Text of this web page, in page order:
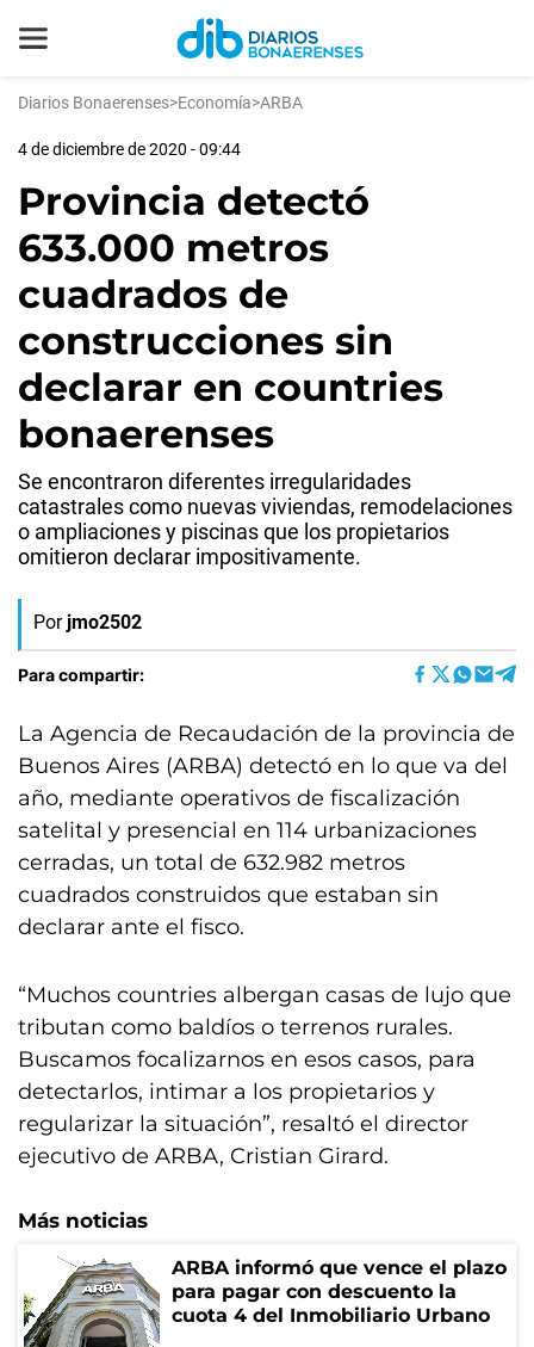
Diarios Bonaerenses>Economía>ARBA
4 de diciembre de 2020 - 09:44
Provincia detectó
633.000 metros
cuadrados de
construcciones sin
declarar en countries
bonaerenses
Se encontraron diferentes irregularidades
catastrales como nuevas viviendas, remodelaciones
o ampliaciones y piscinas que los propietarios
omitieron declarar impositivamente.
Por jmo2502
Para compartir:
La Agencia de Recaudación de la provincia de
Buenos Aires (ARBA) detectó en lo que va del
año, mediante operativos de fiscalización
satelital y presencial en 114 urbanizaciones
cerradas, un total de 632.982 metros
cuadrados construidos que estaban sin
declarar ante el fisco.
“Muchos countries albergan casas de lujo que
tributan como baldíos o terrenos rurales.
Buscamos focalizarnos en esos casos, para
detectarlos, intimar a los propietarios y
regularizar la situación”, resaltó el director
ejecutivo de ARBA, Cristian Girard.
Más noticias
ARBA informó que vence el plazo
para pagar con descuento la
cuota 4 del Inmobiliario Urbano